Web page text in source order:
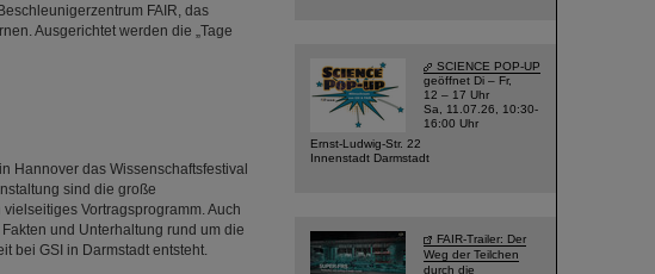
FAIR, das
Ausgerichtet werden die „Tage
Hannover das Wissenschaftsfestival
sind die große
Vortragsprogramm. Auch
und Unterhaltung rund um die
bei GSI in Darmstadt entsteht.
SCIENCE POP-UP
geöffnet Di – Fr,
12 – 17 Uhr
Sa, 11.07.26, 10:30-
16:00 Uhr
Ernst-Ludwig-Str. 22
Innenstadt Darmstadt
FAIR-Trailer: Der
Weg der Teilchen
durch die